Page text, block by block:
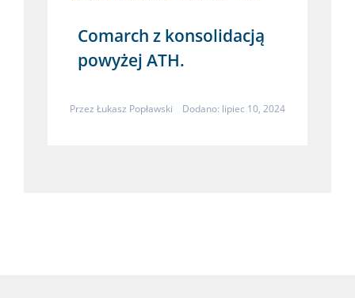
Comarch z konsolidacją
powyżej ATH.
Przez Łukasz Popławski Dodano: lipiec 10, 2024